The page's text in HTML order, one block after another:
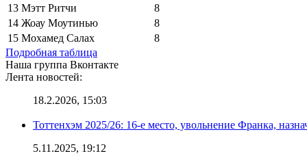
13 Мэтт Ритчи
8
14 Жоау Моутинью
8
15 Мохамед Салах
8
Подробная таблица
Наша группа Вконтакте
Лента новостей:
18.2.2026, 15:03
Тоттенхэм 2025/26: 16-е место, увольнение Франка,
5.11.2025, 19:12